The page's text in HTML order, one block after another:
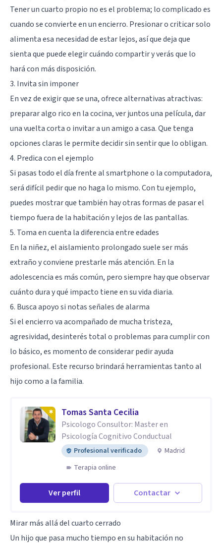
Tener un cuarto propio no es el problema; lo complicado es
cuando se convierte en un encierro. Presionar o criticar solo
alimenta esa necesidad de estar lejos, así que deja que
sienta que puede elegir cuándo compartir y verás que lo
hará con más disposición.
3. Invita sin imponer
En vez de exigir que se una, ofrece alternativas atractivas:
preparar algo rico en la cocina, ver juntos una película, dar
una vuelta corta o invitar a un amigo a casa. Que tenga
opciones claras le permite decidir sin sentir que lo obligan.
4. Predica con el ejemplo
Si pasas todo el día frente al smartphone o la computadora,
será difícil pedir que no haga lo mismo. Con tu ejemplo,
puedes mostrar que también hay otras formas de pasar el
tiempo fuera de la habitación y lejos de las pantallas.
5. Toma en cuenta la diferencia entre edades
En la niñez, el aislamiento prolongado suele ser más
extraño y conviene prestarle más atención. En la
adolescencia es más común, pero siempre hay que observar
cuánto dura y qué impacto tiene en su vida diaria.
6. Busca apoyo si notas señales de alarma
Si el encierro va acompañado de mucha tristeza,
agresividad, desinterés total o problemas para cumplir con
lo básico, es momento de considerar pedir ayuda
profesional. Este recurso brindará herramientas tanto al
hijo como a la familia.
Tomas Santa Cecilia
Psicologo Consultor: Master en
Psicología Cognitivo Conductual
Profesional verificado
Madrid
Terapia online
Ver perfil Contactar
Mirar más allá del cuarto cerrado
Un hijo que pasa mucho tiempo en su habitación no